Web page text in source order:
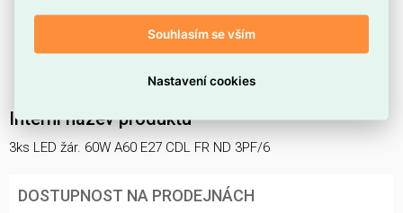
6500 K(studená), v souladu s normou EN
12464-1 pro studené osvětlení (>5300 K).
Světelný zdroj má uvedený výkon60 W
Interní název produktu
3ks LED žár. 60W A60 E27 CDL FR ND 3PF/6
DOSTUPNOST NA PRODEJNÁCH
Souhlasím se vším
Nastavení cookies